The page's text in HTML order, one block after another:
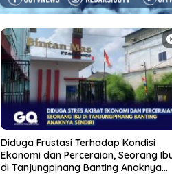
Detik-Detik Polisi Bekuk Pasutri Lansia
Edarkan Sabu di Bintan